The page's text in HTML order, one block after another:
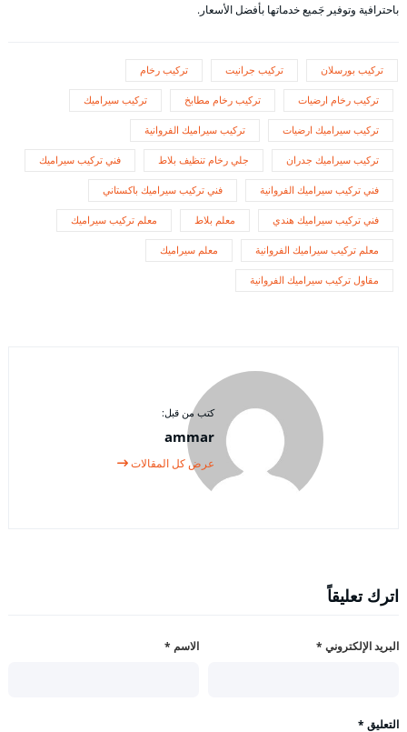
باحترافية وتوفير جَميع خدماتها بأفضل الأسعار.
تركيب بورسلان تركيب جرانيت تركيب رخام
تركيب رخام ارضيات تركيب رخام مطابخ تركيب سيراميك
تركيب سيراميك ارضيات تركيب سيراميك الفروانية
تركيب سيراميك جدران جلي رخام تنظيف بلاط فني تركيب سيراميك
فني تركيب سيراميك الفروانية فني تركيب سيراميك باكستاني
فني تركيب سيراميك هندي معلم بلاط معلم تركيب سيراميك
معلم تركيب سيراميك الفروانية معلم سيراميك
مقاول تركيب سيراميك الفروانية
كتب من قبل:
ammar
عرض كل المقالات
اترك تعليقاً
الاسم * البريد الإلكتروني *
التعليق *